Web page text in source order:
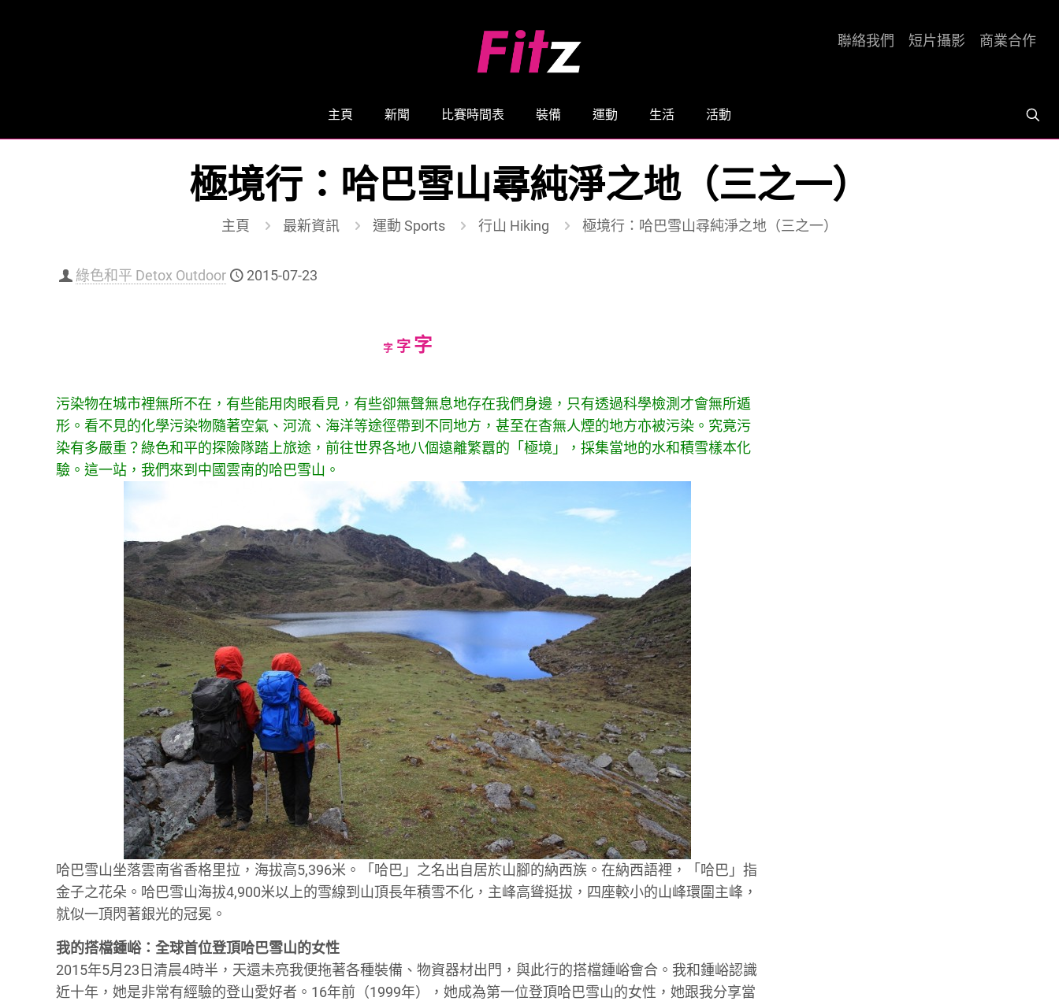
主頁 新聞 比賽時間表 裝備 運動 生活 活動
聯絡我們 短片攝影 商業合作
極境行：哈巴雪山尋純淨之地（三之一）
主頁 最新資訊 運動 Sports 行山 Hiking 極境行：哈巴雪山尋純淨之地（三之一）
綠色和平 Detox Outdoor 2015-07-23
字Decrease
字Reset
字Increase
污染物在城市裡無所不在，有些能用肉眼看見，有些卻無聲無息地存在我們身邊，只有透過科學檢測才會無所遁
形。看不見的化學污染物隨著空氣、河流、海洋等途徑帶到不同地方，甚至在杳無人煙的地方亦被污染。究竟污
染有多嚴重？綠色和平的探險隊踏上旅途，前往世界各地八個遠離繁囂的「極境」，採集當地的水和積雪樣本化
驗。這一站，我們來到中國雲南的哈巴雪山。
哈巴雪山坐落雲南省香格里拉，海拔高5,396米。「哈巴」之名出自居於山腳的納西族。在納西語裡，「哈巴」指
金子之花朵。哈巴雪山海拔4,900米以上的雪線到山頂長年積雪不化，主峰高聳挺拔，四座較小的山峰環圍主峰，
就似一頂閃著銀光的冠冕。
我的搭檔鍾峪：全球首位登頂哈巴雪山的女性
2015年5月23日清晨4時半，天還未亮我便拖著各種裝備、物資器材出門，與此行的搭檔鍾峪會合。我和鍾峪認識
近十年，她是非常有經驗的登山愛好者。16年前（1999年），她成為第一位登頂哈巴雪山的女性，她跟我分享當